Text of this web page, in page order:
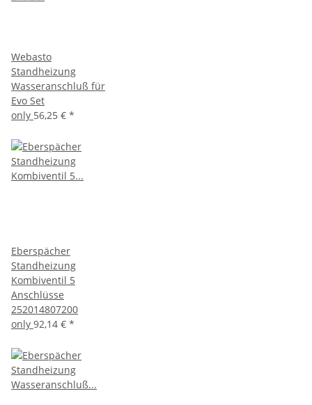
Webasto
Standheizung
Wasseranschluß für
Evo Set
only 56,25 € *
Eberspächer
Standheizung
Kombiventil 5
Anschlüsse
252014807200
only 92,14 € *